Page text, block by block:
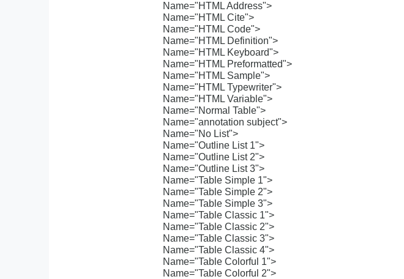
Name="HTML Address">
Name="HTML Cite">
Name="HTML Code">
Name="HTML Definition">
Name="HTML Keyboard">
Name="HTML Preformatted">
Name="HTML Sample">
Name="HTML Typewriter">
Name="HTML Variable">
Name="Normal Table">
Name="annotation subject">
Name="No List">
Name="Outline List 1">
Name="Outline List 2">
Name="Outline List 3">
Name="Table Simple 1">
Name="Table Simple 2">
Name="Table Simple 3">
Name="Table Classic 1">
Name="Table Classic 2">
Name="Table Classic 3">
Name="Table Classic 4">
Name="Table Colorful 1">
Name="Table Colorful 2">